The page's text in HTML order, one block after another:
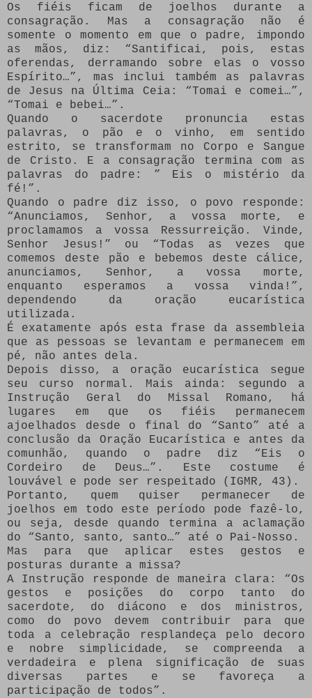
Os fiéis ficam de joelhos durante a
consagração. Mas a consagração não é
somente o momento em que o padre, impondo
as mãos, diz: “Santificai, pois, estas
oferendas, derramando sobre elas o vosso
Espírito…”, mas inclui também as palavras
de Jesus na Última Ceia: “Tomai e comei…”,
“Tomai e bebei…”.
Quando o sacerdote pronuncia estas
palavras, o pão e o vinho, em sentido
estrito, se transformam no Corpo e Sangue
de Cristo. E a consagração termina com as
palavras do padre: ” Eis o mistério da
fé!”.
Quando o padre diz isso, o povo responde:
“Anunciamos, Senhor, a vossa morte, e
proclamamos a vossa Ressurreição. Vinde,
Senhor Jesus!” ou “Todas as vezes que
comemos deste pão e bebemos deste cálice,
anunciamos, Senhor, a vossa morte,
enquanto esperamos a vossa vinda!”,
dependendo da oração eucarística
utilizada.
É exatamente após esta frase da assembleia
que as pessoas se levantam e permanecem em
pé, não antes dela.
Depois disso, a oração eucarística segue
seu curso normal. Mais ainda: segundo a
Instrução Geral do Missal Romano, há
lugares em que os fiéis permanecem
ajoelhados desde o final do “Santo” até a
conclusão da Oração Eucarística e antes da
comunhão, quando o padre diz “Eis o
Cordeiro de Deus…”. Este costume é
louvável e pode ser respeitado (IGMR, 43).
Portanto, quem quiser permanecer de
joelhos em todo este período pode fazê-lo,
ou seja, desde quando termina a aclamação
do “Santo, santo, santo…” até o Pai-Nosso.
Mas para que aplicar estes gestos e
posturas durante a missa?
A Instrução responde de maneira clara: “Os
gestos e posições do corpo tanto do
sacerdote, do diácono e dos ministros,
como do povo devem contribuir para que
toda a celebração resplandeça pelo decoro
e nobre simplicidade, se compreenda a
verdadeira e plena significação de suas
diversas partes e se favoreça a
participação de todos”.